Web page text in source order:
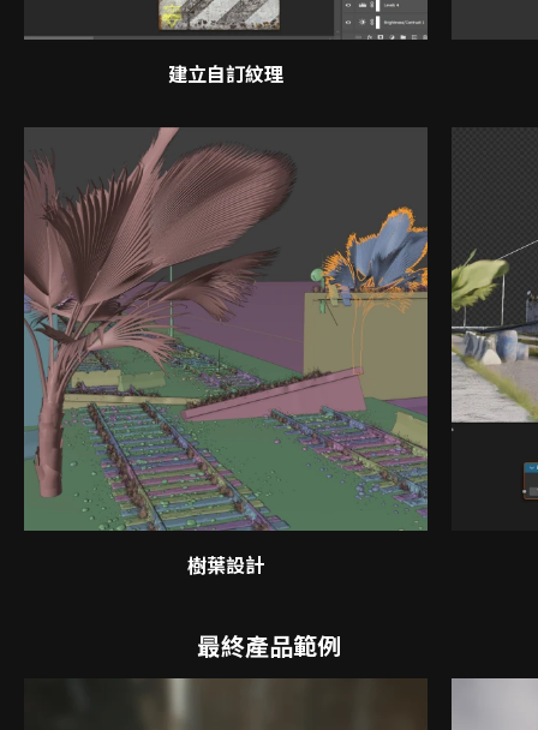
建立自訂紋理
樹葉設計
最終產品範例